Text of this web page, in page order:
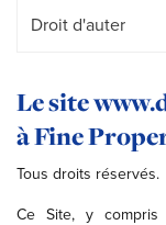
Le site
àFine
Tous droits réservés.
Ce Site, y